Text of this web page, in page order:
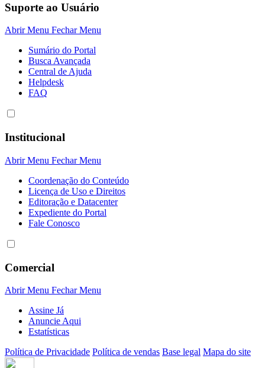
Suporte ao Usuário
Abrir Menu Fechar Menu
Sumário do Portal
Busca Avançada
Central de Ajuda
Helpdesk
FAQ
Institucional
Abrir Menu Fechar Menu
Coordenação do Conteúdo
Licença de Uso e Direitos
Editoração e Datacenter
Expediente do Portal
Fale Conosco
Comercial
Abrir Menu Fechar Menu
Assine Já
Anuncie Aqui
Estatísticas
Política de Privacidade Política de vendas Base legal Mapa do site